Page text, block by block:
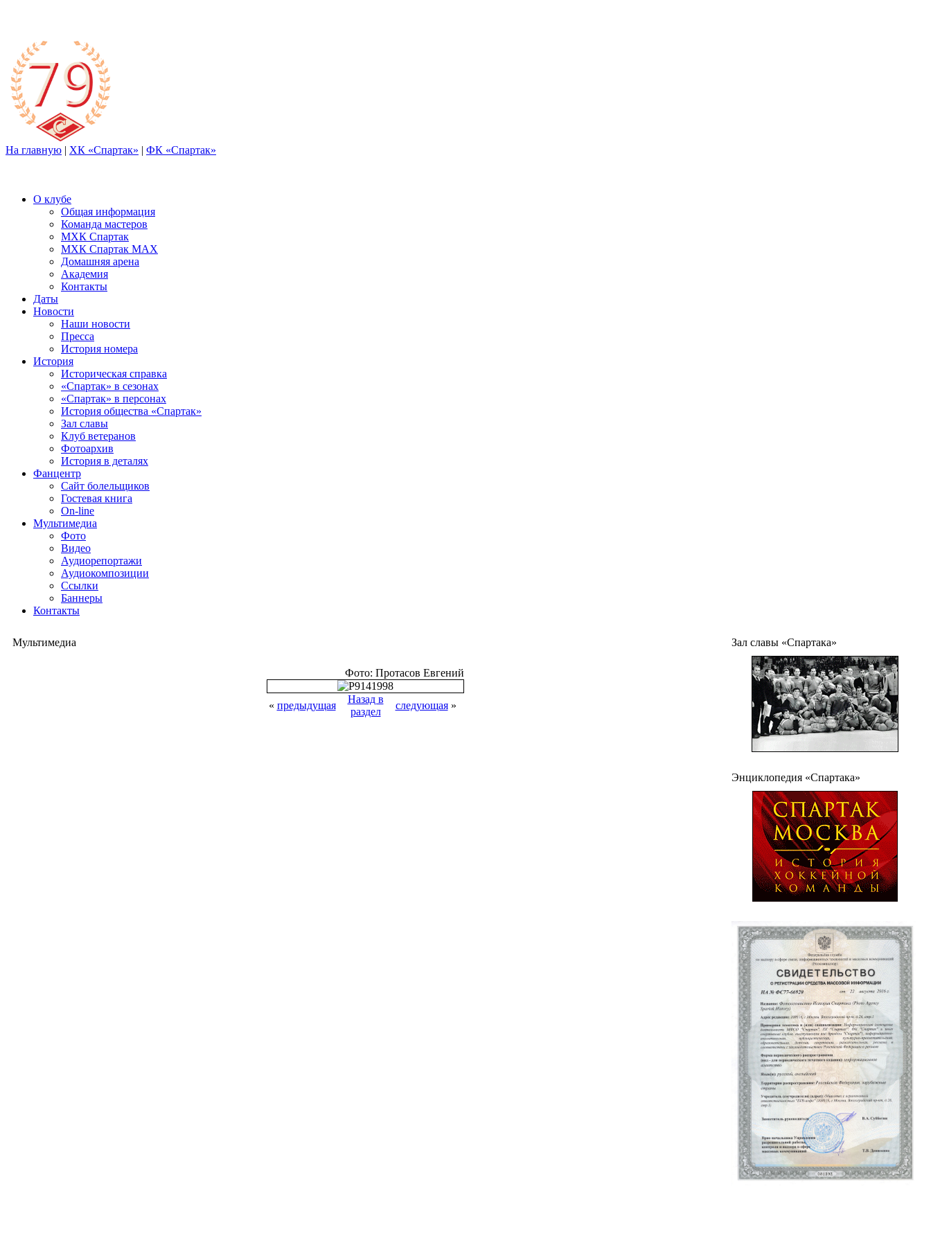
На главную | ХК «Спартак» | ФК «Спартак»
О клубе
Общая информация
Команда мастеров
МХК Спартак
МХК Спартак МАХ
Домашняя арена
Академия
Контакты
Даты
Новости
Наши новости
Пресса
История номера
История
Историческая справка
«Спартак» в сезонах
«Спартак» в персонах
История общества «Спартак»
Зал славы
Клуб ветеранов
Фотоархив
История в деталях
Фанцентр
Сайт болельщиков
Гостевая книга
On-line
Мультимедиа
Фото
Видео
Аудиорепортажи
Аудиокомпозиции
Ссылки
Баннеры
Контакты
Мультимедиа
Фото: Протасов Евгений
« предыдущая
Назад в
раздел
следующая»
Зал славы «Спартака»
Энциклопедия «Спартака»